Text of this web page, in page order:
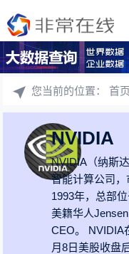
您当前的位置：首页
NVIDIA
NVIDIA（纳斯
智能计算公司
1993年，总部
美籍华人
CEO。 NVIDIA
月8日美股收盘